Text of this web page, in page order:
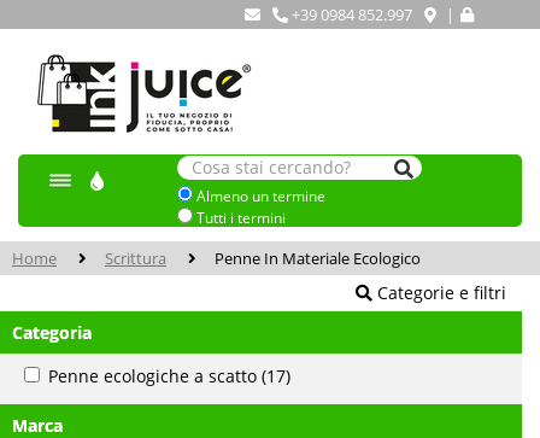
+39 0984 852.997 |
Almeno un termine
Tutti i termini
Home Scrittura Penne In Materiale Ecologico
Categorie e filtri
Categoria
Penne ecologiche a scatto (17)
Marca